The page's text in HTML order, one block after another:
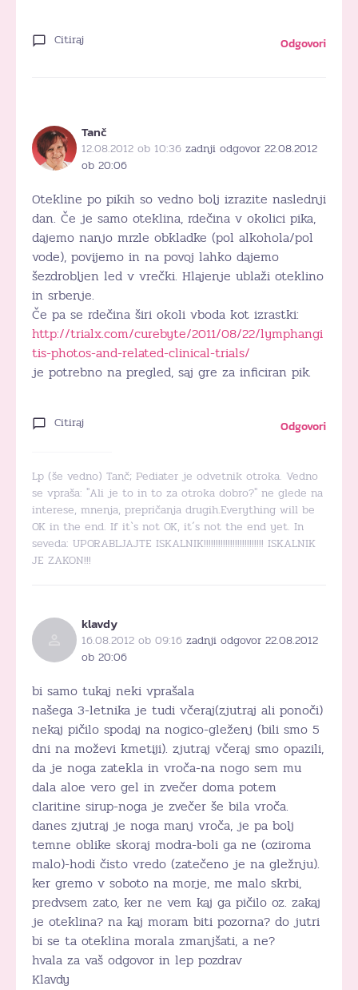
Citiraj Odgovori
Tanč
12.08.2012 ob 10:36 zadnji odgovor 22.08.2012
ob 20:06
Otekline po pikih so vedno bolj izrazite naslednji
dan. Če je samo oteklina, rdečina v okolici pika,
dajemo nanjo mrzle obkladke (pol alkohola/pol
vode), povijemo in na povoj lahko dajemo
šezdrobljen led v vrečki. Hlajenje ublaži oteklino
in srbenje.
Če pa se rdečina širi okoli vboda kot izrastki:
http://trialx.com/curebyte/2011/08/22/lymphangi
tis-photos-and-related-clinical-trials/
je potrebno na pregled, saj gre za inficiran pik.
Citiraj Odgovori
Lp (še vedno) Tanč; Pediater je odvetnik otroka. Vedno
se vpraša: "Ali je to in to za otroka dobro?" ne glede na
interese, mnenja, prepričanja drugih.Everything will be
OK in the end. If it`s not OK, it´s not the end yet. In
seveda: UPORABLJAJTE ISKALNIK!!!!!!!!!!!!!!!!!!!!!!!!! ISKALNIK
JE ZAKON!!!
klavdy
16.08.2012 ob 09:16 zadnji odgovor 22.08.2012
ob 20:06
bi samo tukaj neki vprašala
našega 3-letnika je tudi včeraj(zjutraj ali ponoči)
nekaj pičilo spodaj na nogico-gleženj (bili smo 5
dni na moževi kmetiji). zjutraj včeraj smo opazili,
da je noga zatekla in vroča-na nogo sem mu
dala aloe vero gel in zvečer doma potem
claritine sirup-noga je zvečer še bila vroča.
danes zjutraj je noga manj vroča, je pa bolj
temne oblike skoraj modra-boli ga ne (oziroma
malo)-hodi čisto vredo (zatečeno je na gležnju).
ker gremo v soboto na morje, me malo skrbi,
predvsem zato, ker ne vem kaj ga pičilo oz. zakaj
je oteklina? na kaj moram biti pozorna? do jutri
bi se ta oteklina morala zmanjšati, a ne?
hvala za vaš odgovor in lep pozdrav
Klavdy